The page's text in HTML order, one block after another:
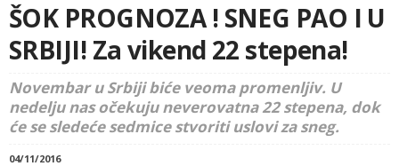
ŠOK PROGNOZA ! SNEG PAO I U
SRBIJI! Za vikend 22 stepena!
Novembar u Srbiji biće veoma promenljiv. U
nedelju nas očekuju neverovatna 22 stepena, dok
će se sledeće sedmice stvoriti uslovi za sneg.
04/11/2016